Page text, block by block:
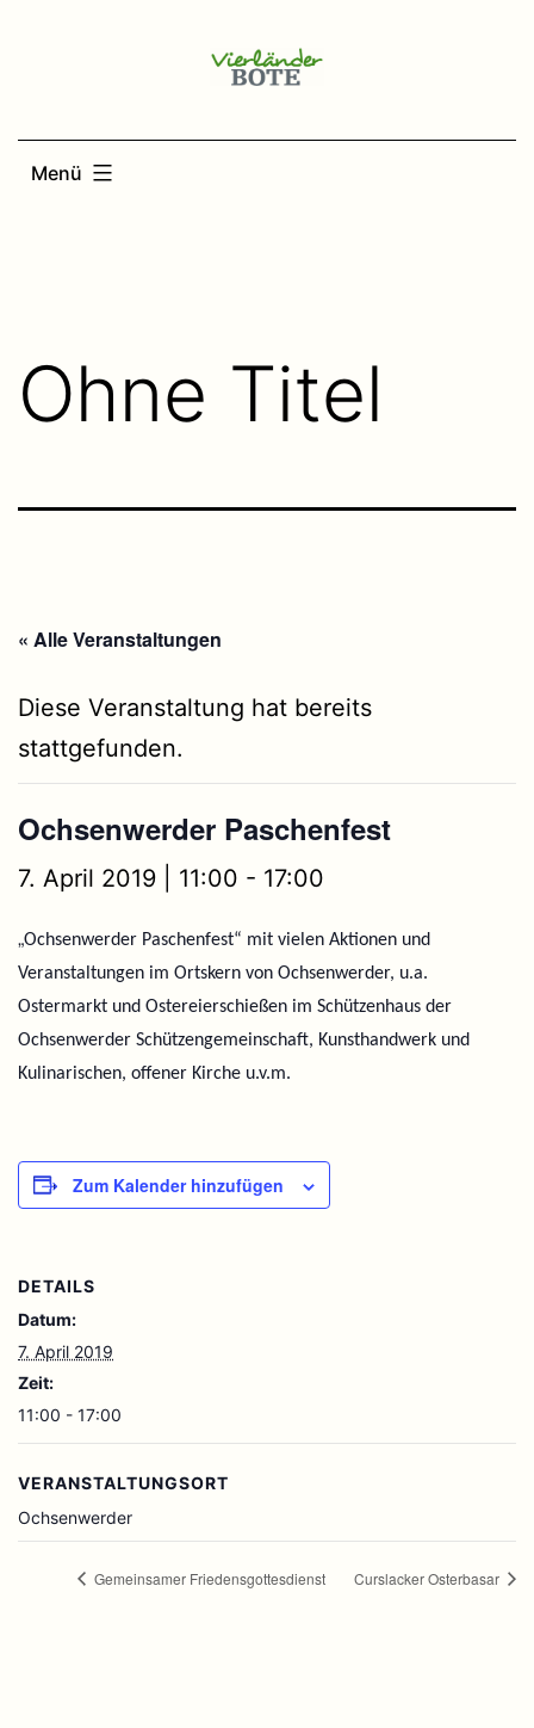
Menü
Ohne Titel
« Alle Veranstaltungen
Diese Veranstaltung hat bereits
stattgefunden.
Ochsenwerder Paschenfest
7. April 2019 | 11:00 - 17:00
„Ochsenwerder Paschenfest“ mit vielen Aktionen und
Veranstaltungen im Ortskern von Ochsenwerder, u.a.
Ostermarkt und Ostereierschießen im Schützenhaus der
Ochsenwerder Schützengemeinschaft, Kunsthandwerk und
Kulinarischen, offener Kirche u.v.m.
Zum Kalender hinzufügen
DETAILS
Datum:
7. April 2019
Zeit:
11:00 - 17:00
VERANSTALTUNGSORT
Ochsenwerder
Gemeinsamer Friedensgottesdienst Curslacker Osterbasar